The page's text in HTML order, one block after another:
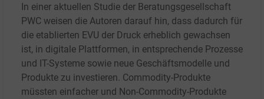
In einer aktuellen Studie der Beratungsgesellschaft
PWC weisen die Autoren darauf hin, dass dadurch für
die etablierten EVU der Druck erheblich gewachsen
ist, in digitale Plattformen, in entsprechende Prozesse
und IT-Systeme sowie neue Geschäftsmodelle und
Produkte zu investieren. Commodity-Produkte
müssten einfacher und Non-Commodity-Produkte